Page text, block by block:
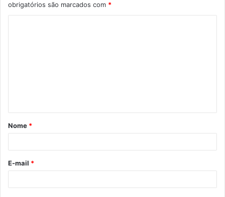
obrigatórios são marcados com *
á
r
*
Nome *
E-mail *